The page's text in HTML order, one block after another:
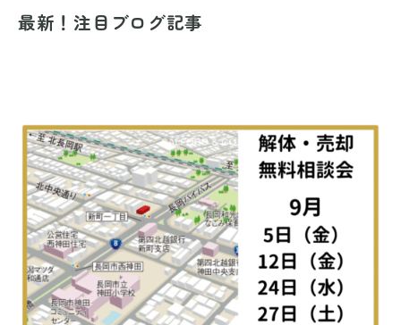
最新！注目ブログ記事